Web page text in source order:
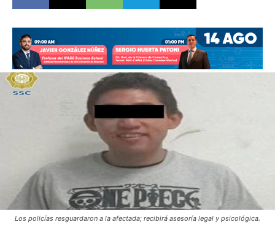
Los policías resguardaron a la afectada; recibirá asesoría legal y psicológica.